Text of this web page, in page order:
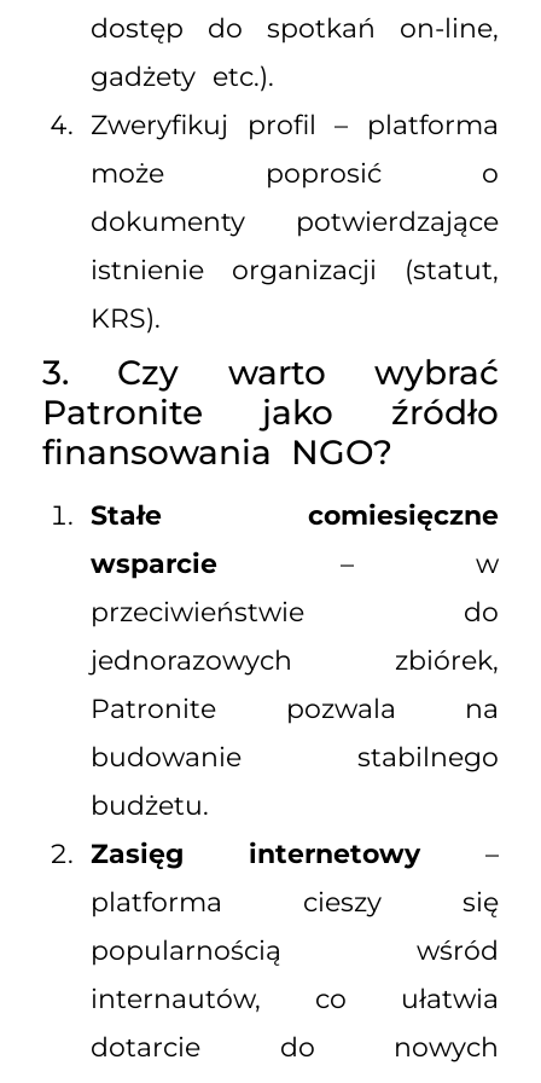
dostęp do spotkań on-line,
gadżety etc.).
Zweryfikuj profil – platforma
może poprosić o
dokumenty potwierdzające
istnienie organizacji (statut,
KRS).
3. Czy warto wybrać
Patronite jako źródło
finansowania NGO?
Stałe comiesięczne
wsparcie – w
przeciwieństwie do
jednorazowych zbiórek,
Patronite pozwala na
budowanie stabilnego
budżetu.
Zasięg internetowy–
platforma cieszy się
popularnością wśród
internautów, co ułatwia
dotarcie do nowych